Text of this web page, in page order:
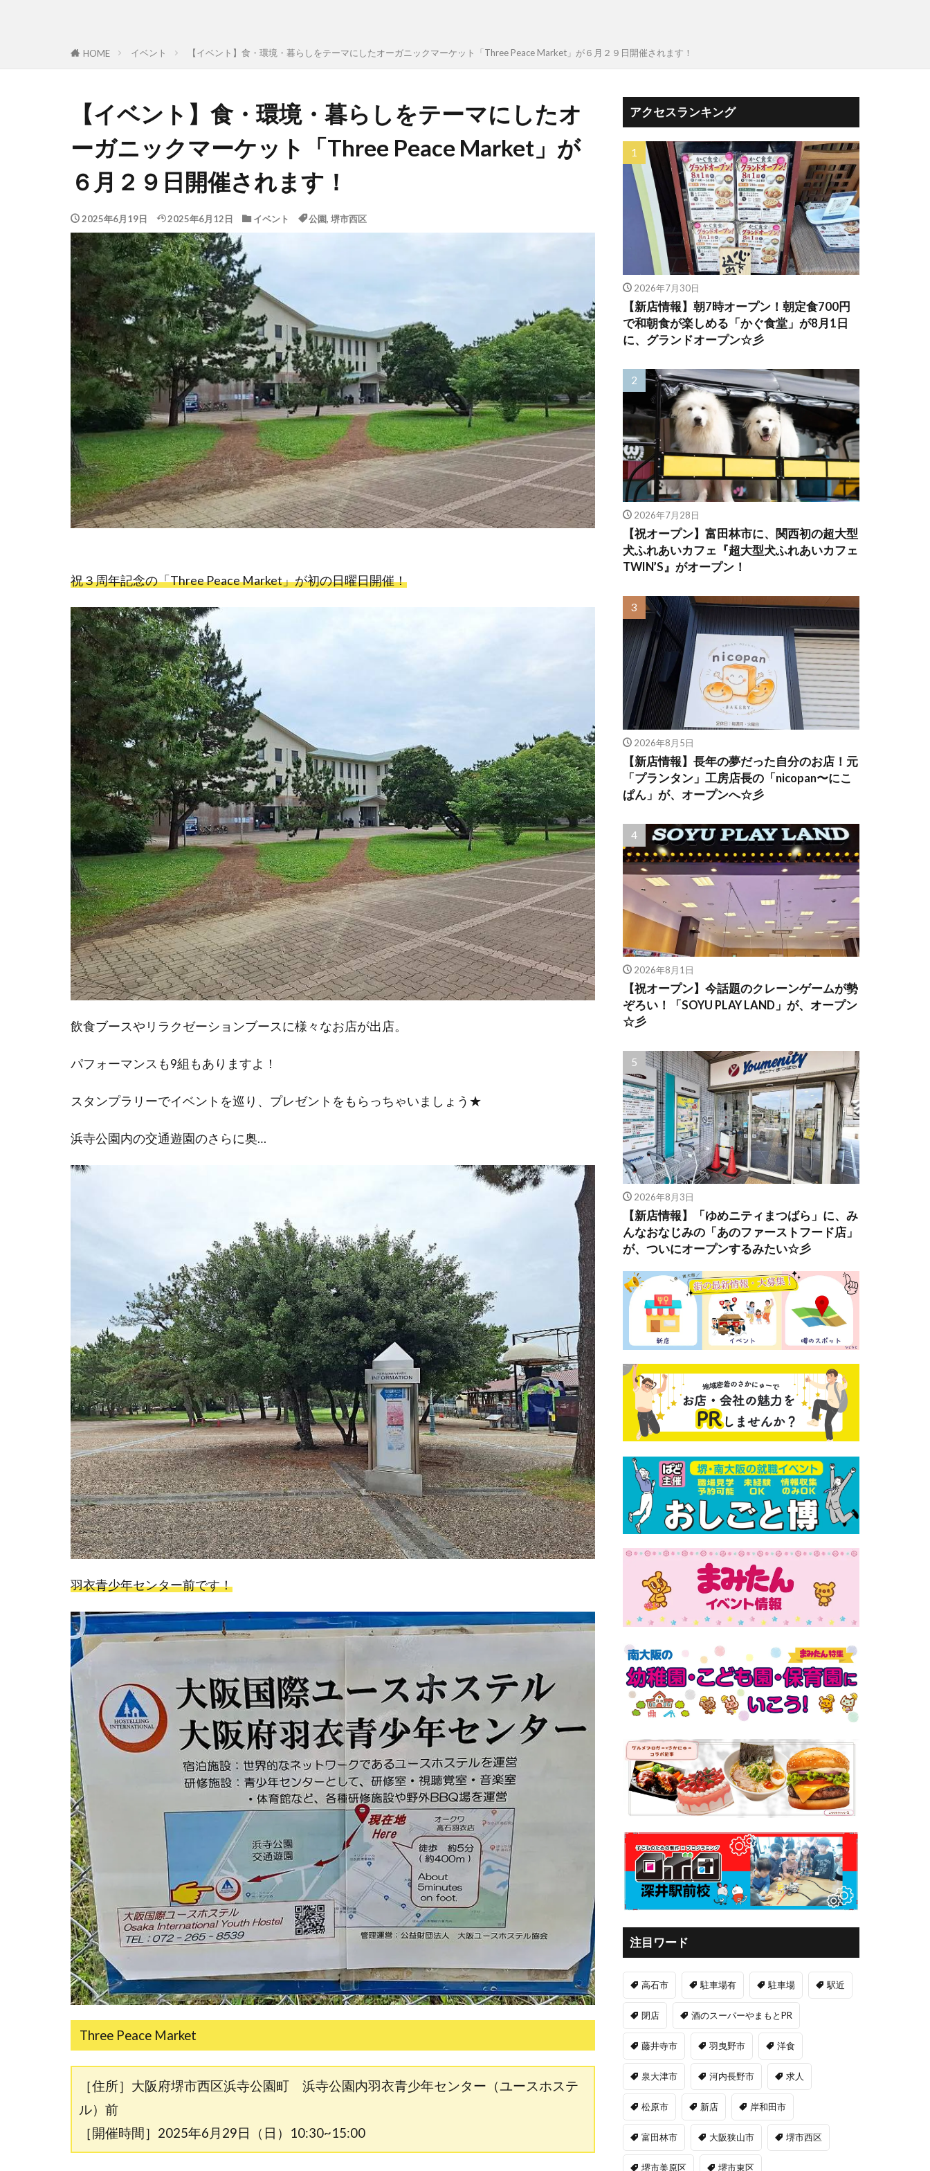
HOME イベント 【イベント】食・環境・暮らしをテーマにしたオーガニックマーケット「Three Peace Market」が６月２９日開催されます！
【イベント】食・環境・暮らしをテーマにしたオ
ーガニックマーケット「Three Peace Market」が
６月２９日開催されます！
2025年6月19日 2025年6月12日 イベント 公園, 堺市西区
祝３周年記念の「Three Peace Market」が初の日曜日開催！
飲食ブースやリラクゼーションブースに様々なお店が出店。
パフォーマンスも9組もありますよ！
スタンプラリーでイベントを巡り、プレゼントをもらっちゃいましょう★
浜寺公園内の交通遊園のさらに奥…
羽衣青少年センター前です！
Three Peace Market
［住所］大阪府堺市西区浜寺公園町 浜寺公園内羽衣青少年センター（ユースホステ
ル）前
［開催時間］2025年6月29日（日）10:30~15:00
アクセスランキング
2026年7月30日
【新店情報】朝7時オープン！朝定食700円
で和朝食が楽しめる「かぐ食堂」が8月1日
に、グランドオープン☆彡
2026年7月28日
【祝オープン】富田林市に、関西初の超大型
犬ふれあいカフェ『超大型犬ふれあいカフェ
TWIN’S』がオープン！
2026年8月5日
【新店情報】長年の夢だった自分のお店！元
「プランタン」工房店長の「nicopan〜にこ
ぱん」が、オープンへ☆彡
2026年8月1日
【祝オープン】今話題のクレーンゲームが勢
ぞろい！「SOYU PLAY LAND」が、オープン
☆彡
2026年8月3日
【新店情報】「ゆめニティまつばら」に、み
んなおなじみの「あのファーストフード店」
が、ついにオープンするみたい☆彡
注目ワード
高石市 駐車場有 駐車場 駅近
閉店 酒のスーパーやまもとPR
藤井寺市 羽曳野市 洋食
泉大津市 河内長野市 求人
松原市 新店 岸和田市
富田林市 大阪狭山市 堺市西区
堺市美原区 堺市東区